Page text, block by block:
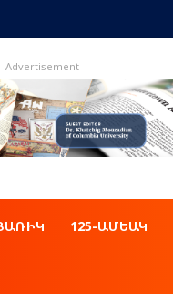
Advertisement
125-ԱՄԵԱԿ